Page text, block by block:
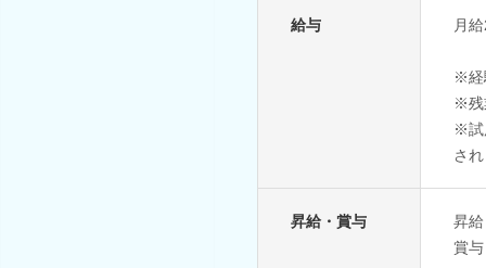
給与 月
※経
※残
※試
さ
昇給・賞与
昇
賞